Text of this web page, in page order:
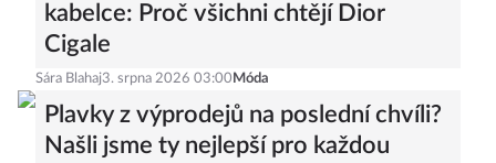
kabelce: Proč všichni chtějí Dior
Cigale
Sára Blahaj3. srpna 2026 03:00 Móda
Plavky z výprodejů na poslední chvíli?
Našli jsme ty nejlepší pro každou